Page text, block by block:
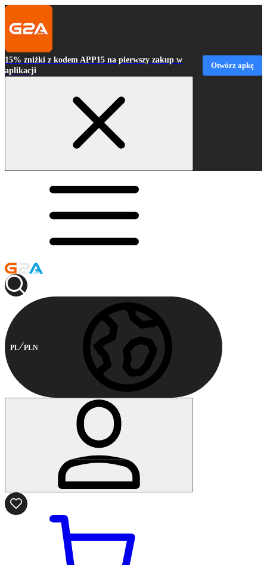
15% zniżki z kodem APP15 na pierwszy zakup w
aplikacji
Otwórz apkę
PL PLN